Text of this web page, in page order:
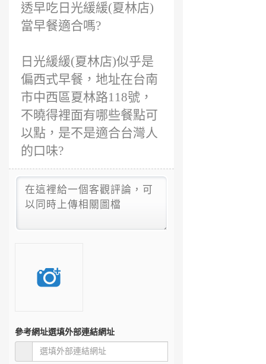
透早吃日光緩緩(夏林店)
當早餐適合嗎?
日光緩緩(夏林店)似乎是
偏西式早餐，地址在台南
市中西區夏林路118號，
不曉得裡面有哪些餐點可
以點，是不是適合台灣人
的口味?
參考網址選填外部連結網址